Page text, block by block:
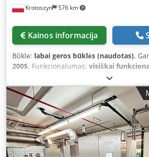
Krotoszyn 576 km
Kainos informacija
Būklė: labai geros būklės (naudotas),
2005, Funkcionalumas: visiškai
cans and plastic bags Djdjwxy Hzjpfx
Systems Model: W 400.4.3.1 Serial
Year of manufacture: 2005 Steam
wire mesh conveyor belt Belt width: (3x)
dimensions: 6000 mm x 2100 mm x 2400